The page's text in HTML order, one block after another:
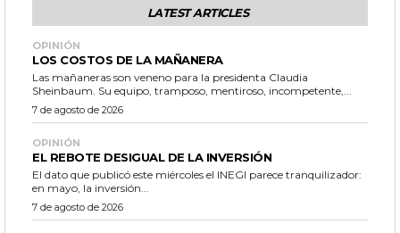
LATEST ARTICLES
OPINIÓN
LOS COSTOS DE LA MAÑANERA
Las mañaneras son veneno para la presidenta Claudia
Sheinbaum. Su equipo, tramposo, mentiroso, incompetente,...
7 de agosto de 2026
OPINIÓN
EL REBOTE DESIGUAL DE LA INVERSIÓN
El dato que publicó este miércoles el INEGI parece tranquilizador:
en mayo, la inversión...
7 de agosto de 2026